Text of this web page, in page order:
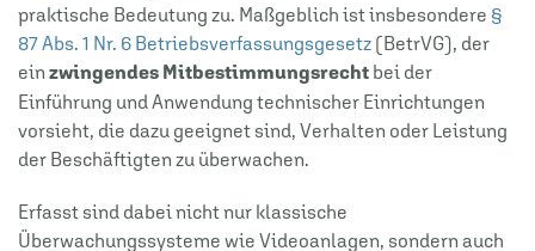
praktische Bedeutung zu. Maßgeblich ist insbesondere §
87 Abs. 1 Nr. 6 Betriebsverfassungsgesetz (BetrVG), der
ein zwingendes Mitbestimmungsrecht bei der
Einführung und Anwendung technischer Einrichtungen
vorsieht, die dazu geeignet sind, Verhalten oder Leistung
der Beschäftigten zu überwachen.
Erfasst sind dabei nicht nur klassische
Überwachungssysteme wie Videoanlagen, sondern auch